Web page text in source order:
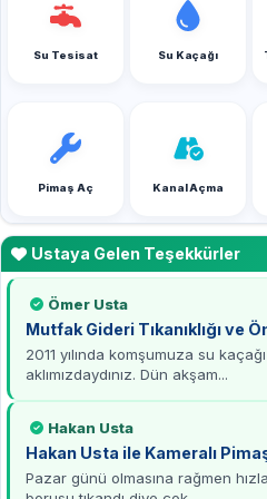
Su Tesisat Su Kaçağı
Pimaş Aç Kanal Açma
Ustaya Gelen Teşekkürler
Ömer Usta
Mutfak Gideri Tıkanıklığı ve
Çözümü
2011 yılında komşumuza su
aklımızdaydınız. Dün akşam...
Hakan Usta
Hakan Usta ile Kameralı
Deneyimi
Pazar günü olmasına rağmen